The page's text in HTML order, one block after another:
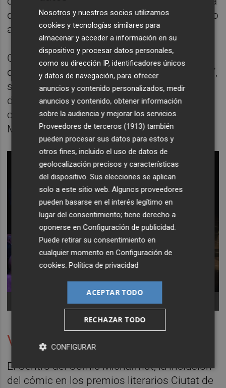
del compromiso sostenido del Ayuntamiento
a lo largo de los años.
Cada mural irá acompañado de un QR para
que sea “una propuesta realmente didáctica”,
según ha Ibarra en la presentación. Se trata
de “un museo al aire libre”, tal y como ha
conceptualizado el concejal José Luis
Moreno.
València, ciudad del cómic
El Centro del Cómic Micharmut, la inclusión
del cómic en los premios literarios Ciutat de
Nosotros y nuestros socios utilizamos
cookies y tecnologías similares para
almacenar y acceder a información en su
dispositivo y procesar datos personales,
como su dirección IP, identificadores únicos
y datos de navegación, para ofrecer
anuncios y contenido personalizados, medir
anuncios y contenido, obtener información
sobre la audiencia y mejorar los servicios.
Proveedores de terceros (1913) también
pueden procesar sus datos para estos y
otros fines, incluido el uso de datos de
geolocalización precisos y características
del dispositivo. Sus elecciones se aplican
solo a este sitio web. Algunos proveedores
pueden basarse en el interés legítimo en
lugar del consentimiento; tiene derecho a
oponerse enConfiguración de publicidad.
Puede retirar su consentimiento en
cualquier momento enConfiguración de
cookies.Política de privacidad
ACEPTAR TODO
RECHAZAR TODO
CONFIGURAR